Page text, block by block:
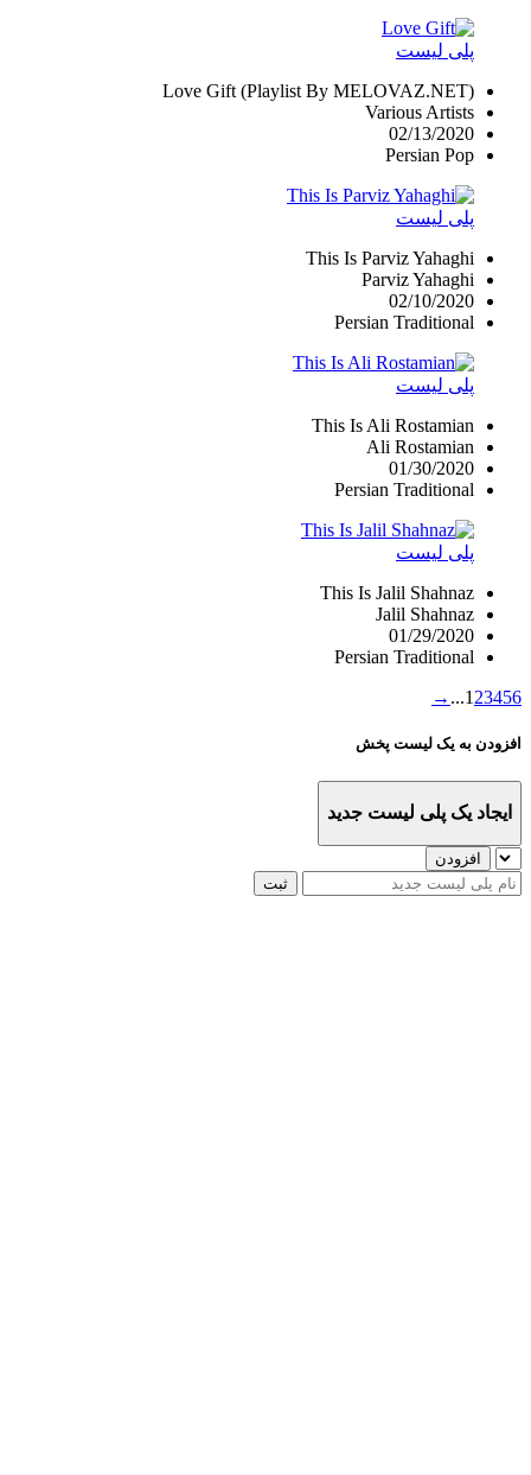
پلی لیست
Love Gift (Playlist By MELOVAZ.NET)
Various Artists
02/13/2020
Persian Pop
پلی لیست
This Is Parviz Yahaghi
Parviz Yahaghi
02/10/2020
Persian Traditional
پلی لیست
This Is Ali Rostamian
Ali Rostamian
01/30/2020
Persian Traditional
پلی لیست
This Is Jalil Shahnaz
Jalil Shahnaz
01/29/2020
Persian Traditional
1 23456
...
→
افزودن به یک لیست پخش
ایجاد یک پلی لیست جدید
افزودن
ثبت